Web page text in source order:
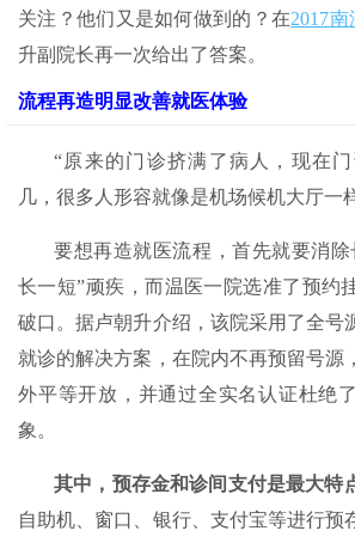
关注？他们又是如何做到的？在2017
升副院长再一次给出了答案。
流程再造明显改善就医体验
“原来的门诊挤满了病人，现在
几，很多人形容就像是机场候机大厅一
要想再造就医流程，首先就要消
长一短”顽疾，而温医一院选准了预约
破口。据卢朝升介绍，该院采用了全号
就诊的解决方案，在院内不再预留号源
外平等开放，并通过全实名认证杜绝
象。
其中，预存金和诊间支付是最大特
自助机、窗口、银行、支付宝等进行预